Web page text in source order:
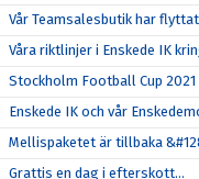
Vår Teamsalesbutik har
Våra riktlinjer i Enskede IK
Stockholm Football Cup
Enskede IK och vår
Mellispaketet är tillbaka
Grattis en dag i efterskott...